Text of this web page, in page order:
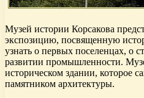
Музей истории Корсакова
экспозицию, посвященную
узнать о первых поселенцах, о
развитии промышленности.
историческом здании, которое
памятником архитектуры.